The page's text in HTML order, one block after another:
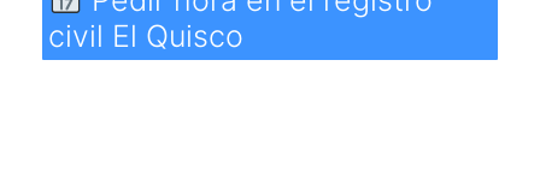
civil El Quisco